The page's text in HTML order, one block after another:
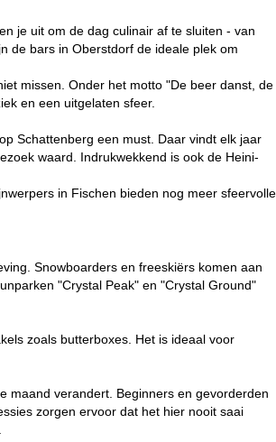
je uit om de dag culinair af te sluiten - van
de bars in Oberstdorf de ideale plek om
missen. Onder het motto "De beer danst, de
en een uitgelaten sfeer.
Schattenberg een must. Daar vindt elk jaar
waard. Indrukwekkend is ook de Heini-
in Fischen bieden nog meer sfeervolle
Snowboarders en freeskiërs komen aan
"Crystal Peak" en "Crystal Ground"
zoals butterboxes. Het is ideaal voor
maand verandert. Beginners en gevorderden
zorgen ervoor dat het hier nooit saai